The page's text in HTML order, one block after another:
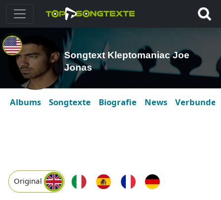
Songtext Kleptomaniac Joe
Jonas
Albums Songtexte Biografie News Verbunden
Original